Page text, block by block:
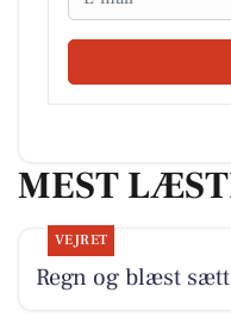
MEST
VEJRET
Regn og blæst